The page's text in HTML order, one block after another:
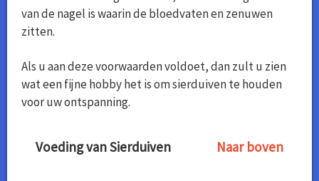
van de nagel is waarin de bloedvaten en zenuwen
zitten.
Als u aan deze voorwaarden voldoet, dan zult u zien
wat een fijne hobby het is om sierduiven te houden
voor uw ontspanning.
Voeding van Sierduiven Naar boven